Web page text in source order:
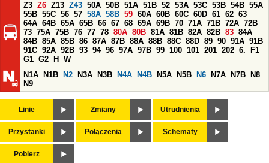
Z3 Z6 Z13 Z43 50A 50B 51A 51B 52 53A 53C 53B 54B 55A
55B 55C 56 57 58A 58B 59 60A 60B 60C 60D 61 62 63
64A 64B 65A 65B 66 67 68 69A 69B 70 71A 71B 72A 72B
73 75A 75B 76 77 78 80A 80B 81A 81B 82A 82B 83 84A
84B 85A 85B 86 87A 87B 88A 88B 88C 88D 89 90 91A 91B
91C 92A 92B 93 94 96 97A 97B 99 100 101 201 202 6.
F1
G1 G2 H
W
N1A
N1B N2 N3A N3B N4A N4B N5A N5B N6 N7A N7B
N8
N9
Linie Zmiany Utrudnienia
Przystanki Połączenia Schematy
Pobierz